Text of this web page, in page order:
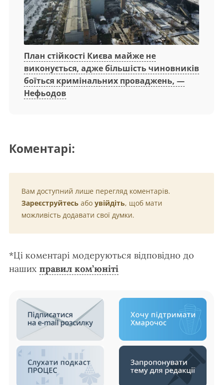
План стійкості Києва майже не
виконується, адже більшість чиновників
боїться кримінальних проваджень, —
Нефьодов
Коментарі:
Вам доступний лише перегляд коментарів.
Зареєструйтесь або увійдіть, щоб мати
можливість додавати свої думки.
*Ці коментарі модеруються відповідно до
наших правил ком’юніті